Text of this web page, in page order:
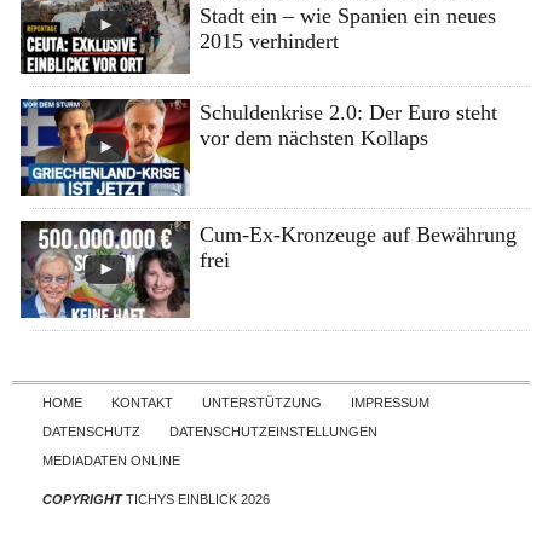
Stadt ein – wie Spanien ein neues
2015 verhindert
Schuldenkrise 2.0: Der Euro steht
vor dem nächsten Kollaps
Cum-Ex-Kronzeuge auf Bewährung
frei
Skip to content
HOME KONTAKT UNTERSTÜTZUNG
IMPRESSUM
DATENSCHUTZ
DATENSCHUTZEINSTELLUNGEN
MEDIADATEN ONLINE
COPYRIGHTTICHYS EINBLICK 2026